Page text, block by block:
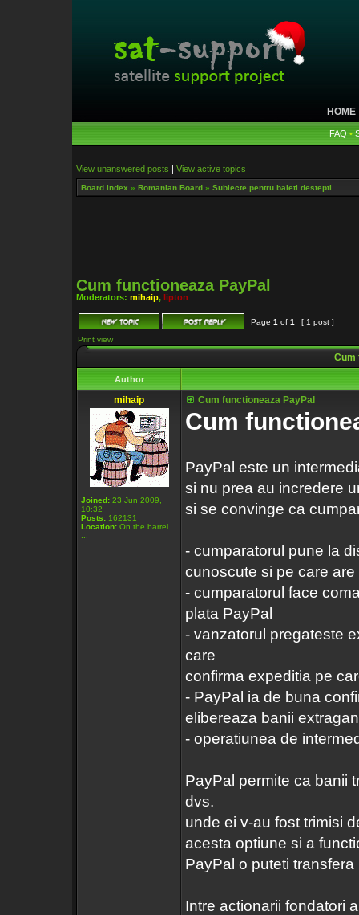
HOME
FAQ •
View unanswered posts | View active topics
Board index » Romanian Board » Subiecte pentru baieti destepti
Cum functioneaza PayPal
Moderators: mihaip, lipton
Page 1 of 1
[ 1 post ]
Print view
Cum
Author
mihaip
Joined: 23 Jun 2009,
10:32
Posts: 162131
Location: On the barrel
Cum functioneaza PayPal
Cum
PayPal este un
si nu prea au incredere
si se convinge ca
- cumparatorul pune la
cunoscute si pe care
- cumparatorul face
plata PayPal
- vanzatorul pregateste
care
confirma expeditia pe
- PayPal ia de buna
elibereaza banii
- operatiunea de
PayPal permite ca banii
dvs.
unde ei v-au fost trimisi
acesta optiune si a
PayPal o puteti
Intre actionarii fondatori